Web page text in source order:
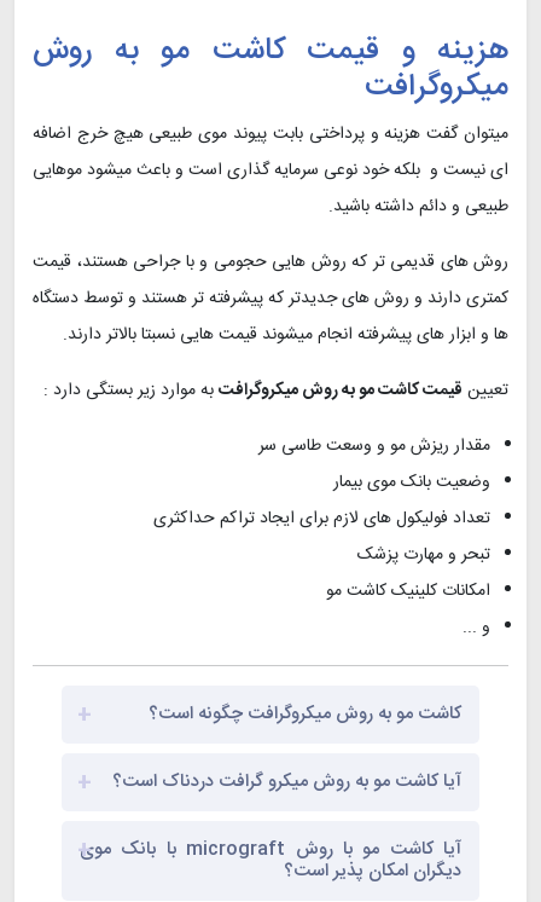
هزینه و قیمت کاشت مو به روش
میکروگرافت
میتوان گفت هزینه و پرداختی بابت پیوند موی طبیعی هیچ خرج اضافه
ای نیست و بلکه خود نوعی سرمایه گذاری است و باعث میشود موهایی
طبیعی و دائم داشته باشید.
روش های قدیمی تر که روش هایی حجومی و با جراحی هستند، قیمت
کمتری دارند و روش های جدیدتر که پیشرفته تر هستند و توسط دستگاه
ها و ابزار های پیشرفته انجام میشوند قیمت هایی نسبتا بالاتر دارند.
تعیین قیمت کاشت مو به روش میکروگرافتبه موارد زیر بستگی دارد :
مقدار ریزش مو و وسعت طاسی سر
وضعیت بانک موی بیمار
تعداد فولیکول های لازم برای ایجاد تراکم حداکثری
تبحر و مهارت پزشک
امکانات کلینیک کاشت مو
و ...
کاشت مو به روش میکروگرافت چگونه است؟
آیا کاشت مو به روش میکرو گرافت دردناک است؟
آیا کاشت مو با روش micrograft با بانک موی
دیگران امکان پذیر است؟